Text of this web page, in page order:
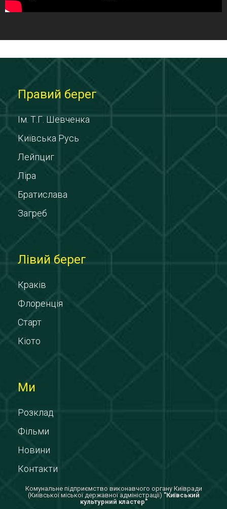
Правий берег
Ім. Т.Г. Шевченка
Київська Русь
Лейпциг
Ліра
Братислава
Загреб
Лівий берег
Краків
Флоренція
Старт
Кіото
Ми
Розклад
Фільми
Новини
Контакти
Комунальне підприємство виконавчого органу Київради
(Київської міської державної адміністрації) "Київський
культурний кластер"